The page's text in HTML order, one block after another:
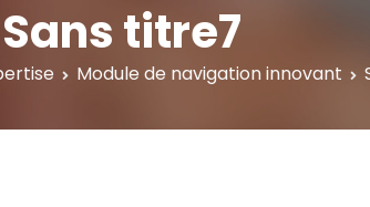
Sans titre7
Module de navigation innovant